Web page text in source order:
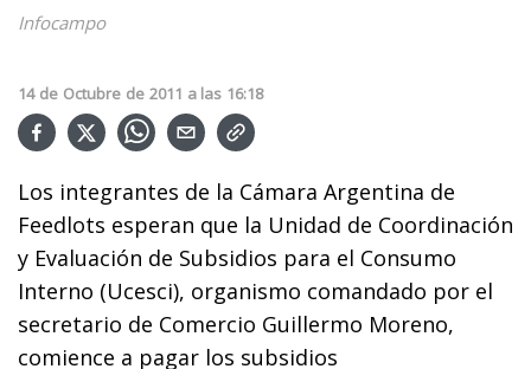
Infocampo
14 de Octubre de 2011 a las 16:18
Los integrantes de la Cámara Argentina de
Feedlots esperan que la Unidad de Coordinación
y Evaluación de Subsidios para el Consumo
Interno (Ucesci), organismo comandado por el
secretario de Comercio Guillermo Moreno,
comience a pagar los subsidios